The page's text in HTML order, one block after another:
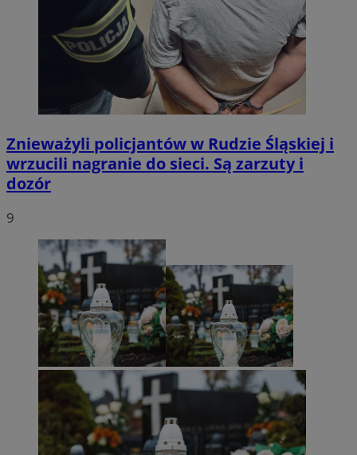
Znieważyli policjantów w Rudzie Śląskiej i
wrzucili nagranie do sieci. Są zarzuty i
dozór
9